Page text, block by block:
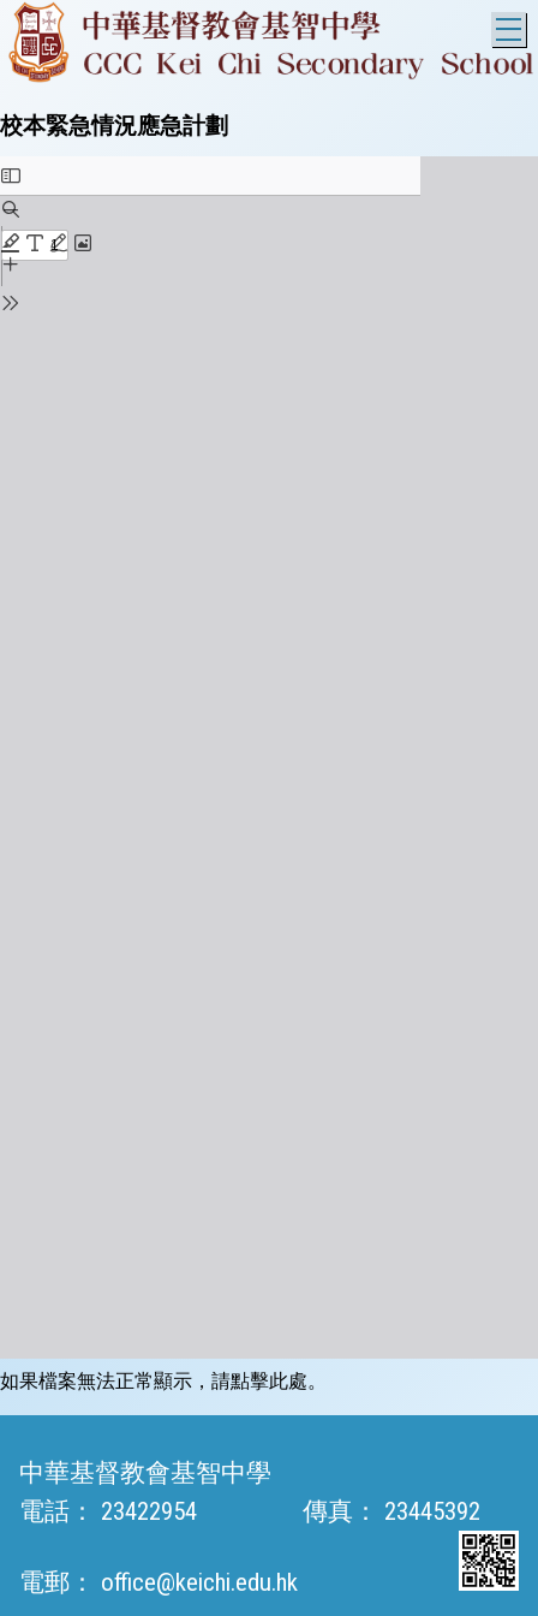
校本緊急情況應急計劃
如果檔案無法正常顯示，請點擊此處。
中華基督教會基智中學
電話：
23422954 傳真： 23445392
電郵： office@keichi.edu.hk